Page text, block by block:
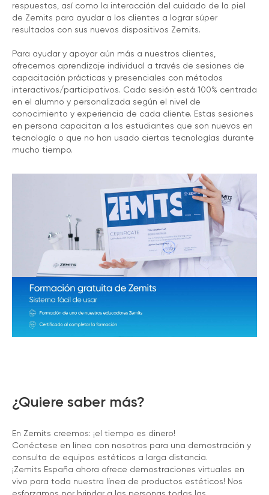
respuestas, así como la interacción del cuidado de la piel
de Zemits para ayudar a los clientes a lograr súper
resultados con sus nuevos dispositivos Zemits.
Para ayudar y apoyar aún más a nuestros clientes,
ofrecemos aprendizaje individual a través de sesiones de
capacitación prácticas y presenciales con métodos
interactivos/participativos. Cada sesión está 100% centrada
en el alumno y personalizada según el nivel de
conocimiento y experiencia de cada cliente. Estas sesiones
en persona capacitan a los estudiantes que son nuevos en
tecnología o que no han usado ciertas tecnologías durante
mucho tiempo.
¿Quiere saber más?
En Zemits creemos: ¡el tiempo es dinero!
Conéctese en línea con nosotros para una demostración y
consulta de equipos estéticos a larga distancia.
¡Zemits España ahora ofrece demostraciones virtuales en
vivo para toda nuestra línea de productos estéticos! Nos